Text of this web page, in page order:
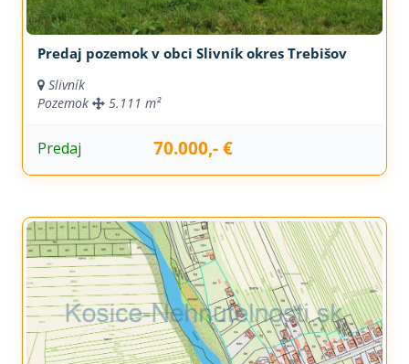
Predaj pozemok v obci Slivník okres Trebišov
Slivník
Pozemok
5.111 m²
Predaj 70.000,- €